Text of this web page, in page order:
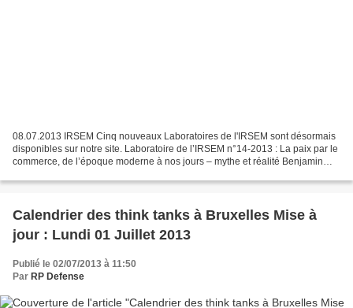
08.07.2013 IRSEM Cinq nouveaux Laboratoires de l'IRSEM sont désormais
disponibles sur notre site. Laboratoire de l’IRSEM n°14-2013 : La paix par le
commerce, de l’époque moderne à nos jours – mythe et réalité Benjamin
Calendrier des think tanks à Bruxelles Mise à
jour : Lundi 01 Juillet 2013
Publié le 02/07/2013 à 11:50
Par RP Defense